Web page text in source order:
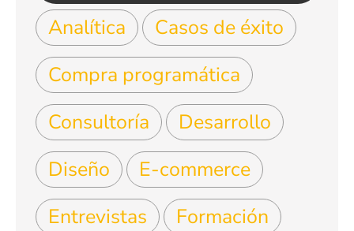
Analítica
Casos de éxito
Compra programática
Consultoría
Desarrollo
Diseño
E-commerce
Entrevistas
Formación